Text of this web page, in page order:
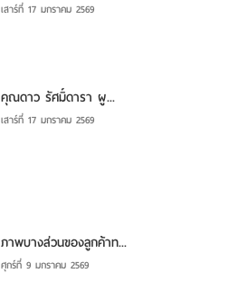
เสาร์ที่ 17 มกราคม 2569
คุณดาว รัศมิ์ดารา ผู...
เสาร์ที่ 17 มกราคม 2569
ภาพบางส่วนของลูกค้าท...
ศุกร์ที่ 9 มกราคม 2569